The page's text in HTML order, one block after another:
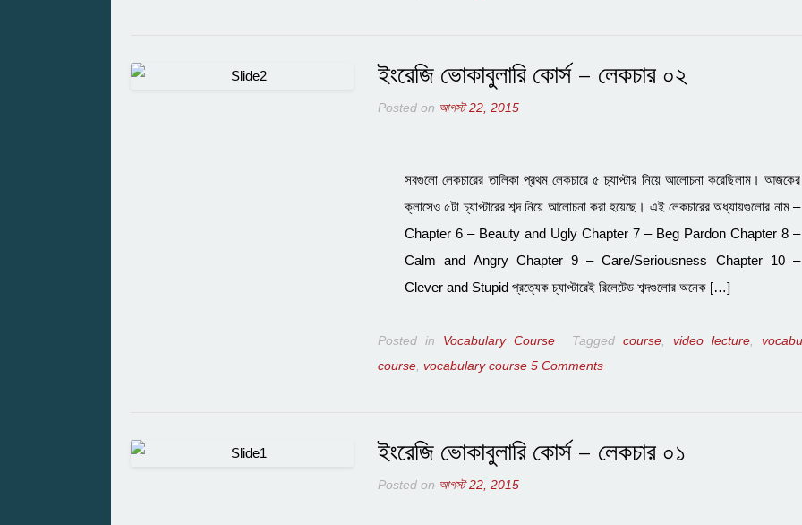
ইংরেজি ভোকাবুলারি কোর্স – লেকচার ০২
Posted on আগস্ট 22, 2015
সবগুলো লেকচারের তালিকা প্রথম লেকচারে ৫ চ্যাপ্টার নিয়ে আলোচনা করেছিলাম। আজকের
ক্লাসেও ৫টা চ্যাপ্টারের শব্দ নিয়ে আলোচনা করা হয়েছে। এই লেকচারের অধ্যায়গুলোর নাম –
Chapter 6 – Beauty and Ugly Chapter 7 – Beg Pardon Chapter 8 –
Calm and Angry Chapter 9 – Care/Seriousness Chapter 10 –
Clever and Stupid প্রত্যেক চ্যাপ্টারেই রিলেটেড শব্দগুলোর অনেক […]
Posted in Vocabulary Course Taggedcourse ,video lecture ,
course ,vocabulary course 5 Comments
ইংরেজি ভোকাবুলারি কোর্স – লেকচার ০১
Posted on আগস্ট 22, 2015